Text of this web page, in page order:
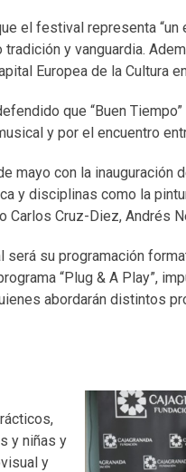
el festival representa
tradición y vanguardia.
Europea de la Cultura
que “Buen
y por el encuentro
mayo con la
y disciplinas como la
Cruz-Diez, Andrés
su programación
“Plug & A Play”,
abordarán distintos
y niñas y
y